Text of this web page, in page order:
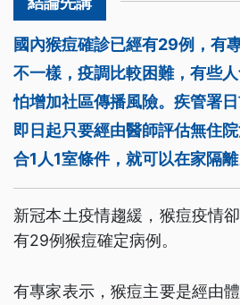
國內猴痘確診已經有29例，有
不一樣，疫調比較困難，有些
怕增加社區傳播風險。疾管署
即日起只要經由醫師評估無住
合1人1室條件，就可以在家隔離
新冠本土疫情趨緩，猴痘疫情
有29例猴痘確定病例。
有專家表示，猴痘主要是經由